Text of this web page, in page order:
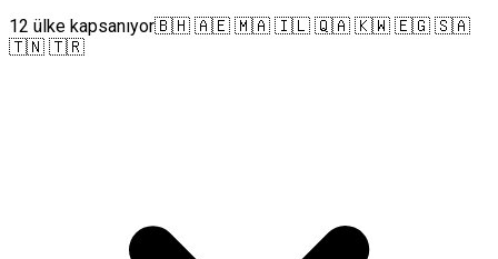
12 ülke kapsanıyor🇧🇭 🇦🇪 🇲🇦 🇮🇱 🇶🇦 🇰🇼 🇪🇬 🇸🇦
🇹🇳 🇹🇷